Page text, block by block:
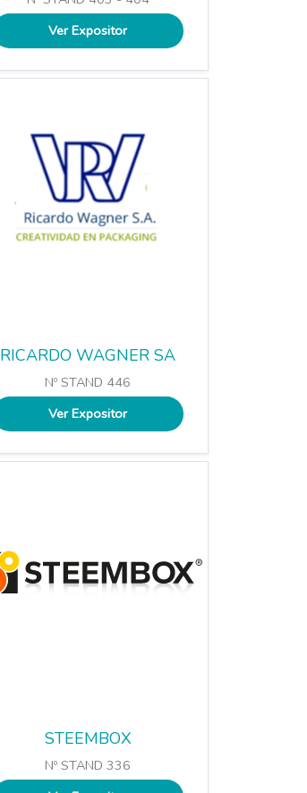
Ver Expositor
RICARDO WAGNER SA
Nº STAND 446
Ver Expositor
STEEMBOX
Nº STAND 336